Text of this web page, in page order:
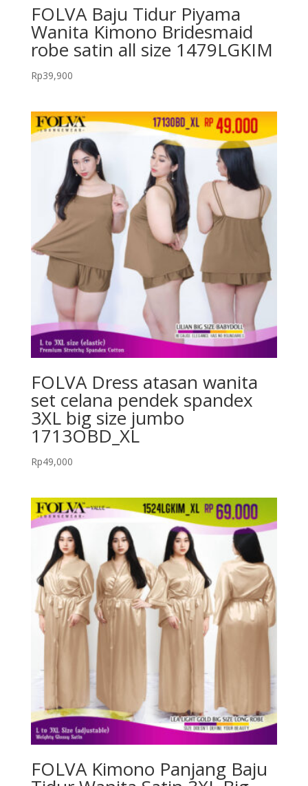
FOLVA Baju Tidur Piyama
Wanita Kimono Bridesmaid
robe satin all size 1479LGKIM
Rp39,900
FOLVA Dress atasan wanita
set celana pendek spandex
3XL big size jumbo
1713OBD_XL
Rp49,000
FOLVA Kimono Panjang Baju